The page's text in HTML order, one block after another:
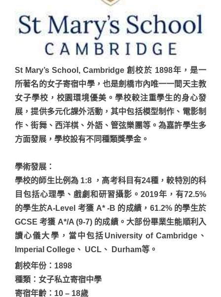
St Mary’s School, Cambridge 創校於 1898年，是一
所著名的女子寄宿中學，也是劍橋市內唯一一間天主教
女子學校，校園環境優美。學校較注重學生的身心發
展，提供多元化課外活動，其中包括模型制作、電影制
作、街舞、西洋棋、外語、管弦樂團等。為嘉許學生多
方面發展，學校設有不同種類獎學金。
學術發展 ：
學校的師生比例為 1:8 ，高考科目有24種，較特別的科
目包括心理學、戲劇和研習攝影。2019年，有72.5%
的學生於A-Level 考獲 A* -B 的成績，61.2% 的學生於
GCSE 考獲 A*/A (9-7) 的成績。大部份畢業生能順利入
讀心儀大學，當中包括University of Cambridge、
Imperial College、 UCL、 Durham等。
創校年份：1898
種類：女子私立寄宿中學
寄宿年齡：10 – 18歲